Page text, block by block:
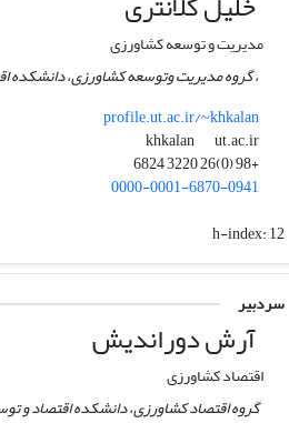
مدیریت و توسعه کشاورزی
، گروه مدیریت وتوسعه کشاورزی، دانشکده
profile.ut.ac.ir/~khkalan
khkalan
ut.ac.ir
+98 (0)26 3220 6824
0000-0001-6870-0941
h-index:12
سردبیر
آرش دوراندیش
اقتصاد کشاورزی
گروه اقتصاد کشاورزی، دانشکده اقتصاد و